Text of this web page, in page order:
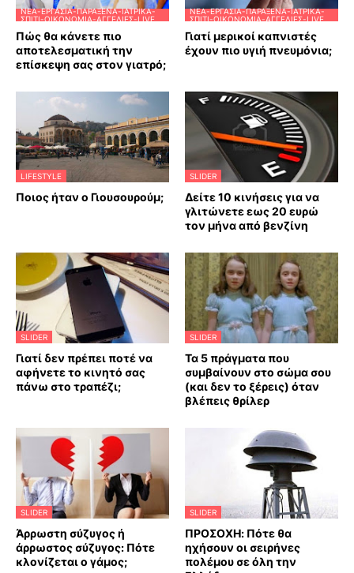
ΝΈΑ-ΕΡΓΑΣΊΑ-ΠΑΡΆΞΕΝΑ-ΙΑΤΡΙΚΆ-
ΣΠΊΤΙ-ΟΙΚΟΝΟΜΊΑ-ΑΓΓΕΛΊΕΣ-LIVE
Πώς θα κάνετε πιο
αποτελεσματική την
επίσκεψη σας στον γιατρό;
ΝΈΑ-ΕΡΓΑΣΊΑ-ΠΑΡΆΞΕΝΑ-ΙΑΤΡΙΚΆ-
ΣΠΊΤΙ-ΟΙΚΟΝΟΜΊΑ-ΑΓΓΕΛΊΕΣ-LIVE
Γιατί μερικοί καπνιστές
έχουν πιο υγιή πνευμόνια;
LIFESTYLE
Ποιος ήταν ο Γιουσουρούμ;
SLIDER
Δείτε 10 κινήσεις για να
γλιτώνετε εως 20 ευρώ
τον μήνα από βενζίνη
SLIDER
Γιατί δεν πρέπει ποτέ να
αφήνετε το κινητό σας
πάνω στο τραπέζι;
SLIDER
Τα 5 πράγματα που
συμβαίνουν στο σώμα σου
(και δεν το ξέρεις) όταν
βλέπεις θρίλερ
SLIDER
Άρρωστη σύζυγος ή
άρρωστος σύζυγος: Πότε
κλονίζεται ο γάμος;
SLIDER
ΠΡΟΣΟΧΗ: Πότε θα
ηχήσουν οι σειρήνες
πολέμου σε όλη την